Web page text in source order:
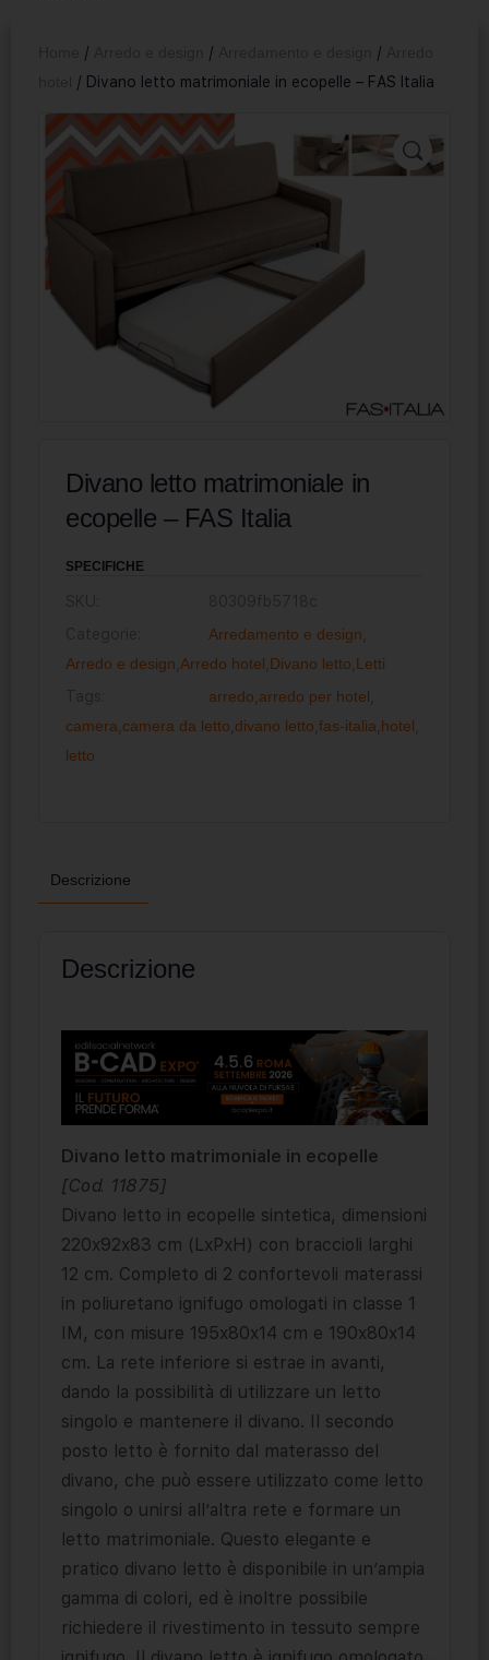
/ / /
/ Divano letto matrimoniale in ecopelle – FAS Italia
Divano letto matrimoniale in
ecopelle – FAS Italia
SPECIFICHE
Arredamento e design
Arredo e design Arredo hotel Divano letto Letti
arredo arredo per hotel
camera camera da letto divano letto fas-italia hotel
letto
Descrizione
Descrizione
Divano letto matrimoniale in ecopelle
[Cod. 11875]
Divano letto in ecopelle sintetica, dimensioni
220x92x83 cm (LxPxH) con braccioli larghi
12 cm. Completo di 2 confortevoli materassi
in poliuretano ignifugo omologati in classe 1
IM, con misure 195x80x14 cm e 190x80x14
cm. La rete inferiore si estrae in avanti,
dando la possibilità di utilizzare un letto
singolo e mantenere il divano. Il secondo
posto letto è fornito dal materasso del
divano, che può essere utilizzato come letto
singolo o unirsi all’altra rete e formare un
letto matrimoniale. Questo elegante e
pratico divano letto è disponibile in un’ampia
gamma di colori, ed è inoltre possibile
richiedere il rivestimento in tessuto sempre